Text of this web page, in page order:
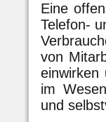
Eine
Telefon-
von
einwirken
im
und